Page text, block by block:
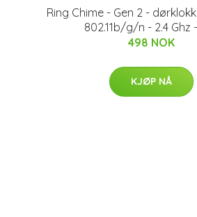
Ring Chime - Gen 2 -
802.11b/g/n - 2.4 Ghz
498 NOK
KJØP NÅ